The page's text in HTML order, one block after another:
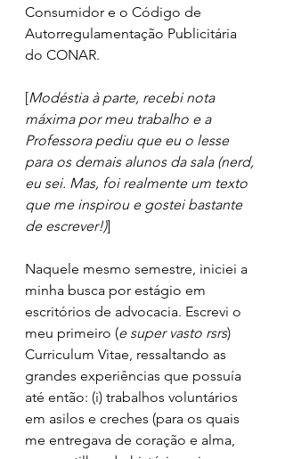
Consumidor e o Código de
Autorregulamentação Publicitária
do CONAR.
[Modéstia à parte, recebi nota
máxima por meu trabalho e a
Professora pediu que eu o lesse
para os demais alunos da sala (nerd,
eu sei. Mas, foi realmente um texto
que me inspirou e gostei bastante
de escrever!)]
Naquele mesmo semestre, iniciei a
minha busca por estágio em
escritórios de advocacia. Escrevi o
meu primeiro (e super vasto rsrs)
Curriculum Vitae, ressaltando as
grandes experiências que possuía
até então: (i) trabalhos voluntários
em asilos e creches (para os quais
me entregava de coração e alma,